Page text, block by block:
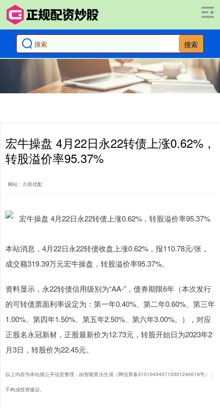
搜索
宏牛操盘 4月22日永22转债上涨0.62%，
转股溢价率95.37%
网站：久联优配
本站消息，4月22日永22转债收盘上涨0.62%，报110.78元/张，
成交额319.39万元宏牛操盘，转股溢价率95.37%。
资料显示，永22转债信用级别为“AA-”，债券期限6年（本次发行
的可转债票面利率设定为：第一年0.40%、第二年0.60%、第三年
1.00%、第四年1.50%、第五年2.50%、第六年3.00%。），对应
正股名永冠新材，正股最新价为12.73元，转股开始日为2023年2
月3日，转股价为22.45元。
以上内容为本站据公开信息整理，由智能算法生成（网信算备310104345710301240019号），
不构成投资建议。